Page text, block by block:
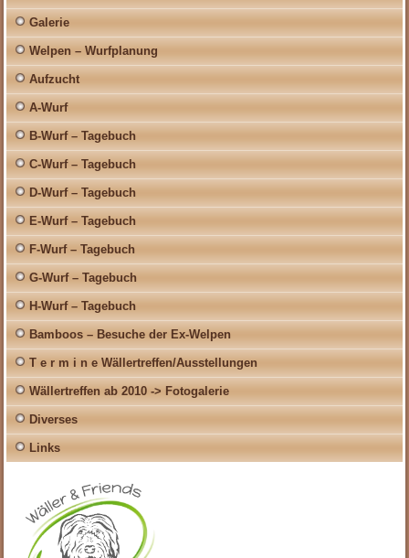
Galerie
Welpen – Wurfplanung
Aufzucht
A-Wurf
B-Wurf – Tagebuch
C-Wurf – Tagebuch
D-Wurf – Tagebuch
E-Wurf – Tagebuch
F-Wurf – Tagebuch
G-Wurf – Tagebuch
H-Wurf – Tagebuch
Bamboos – Besuche der Ex-Welpen
T e r m i n e Wällertreffen/Ausstellungen
Wällertreffen ab 2010 -> Fotogalerie
Diverses
Links